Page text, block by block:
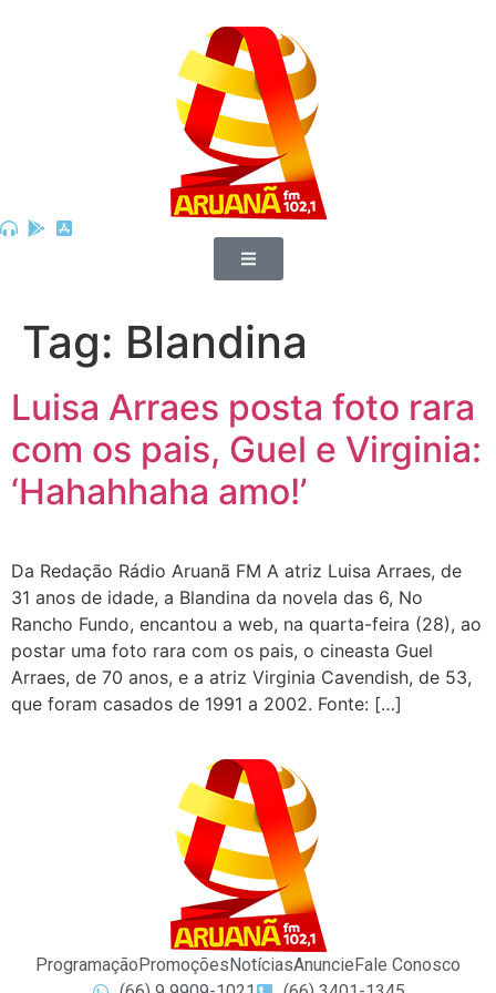
Tag: Blandina
Luisa Arraes posta foto rara
com os pais, Guel e Virginia:
‘Hahahhaha amo!’
Da Redação Rádio Aruanã FM A atriz Luisa Arraes, de
31 anos de idade, a Blandina da novela das 6, No
Rancho Fundo, encantou a web, na quarta-feira (28), ao
postar uma foto rara com os pais, o cineasta Guel
Arraes, de 70 anos, e a atriz Virginia Cavendish, de 53,
que foram casados de 1991 a 2002. Fonte: […]
Programação Promoções NotíciasAnuncie Fale Conosco